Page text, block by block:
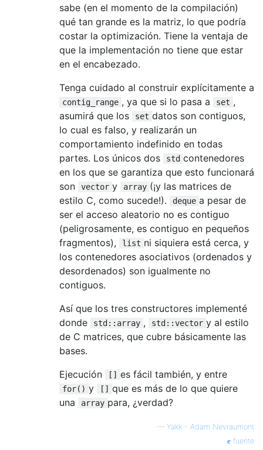
sabe (en el momento de la compilación)
qué tan grande es la matriz, lo que podría
costar la optimización. Tiene la ventaja de
que la implementación no tiene que estar
en el encabezado.
Tenga cuidado al construir explícitamente a
contig_range , ya que si lo pasa a set ,
asumirá que los
set datos son contiguos,
lo cual es falso, y realizarán un
comportamiento indefinido en todas
partes. Los únicos dos
std contenedores
en los que se garantiza que esto funcionará
son
vector y array (¡y las matrices de
estilo C, como sucede!).
deque a pesar de
ser el acceso aleatorio no es contiguo
(peligrosamente, es contiguo en pequeños
fragmentos),
list ni siquiera está cerca, y
los contenedores asociativos (ordenados y
desordenados) son igualmente no
contiguos.
Así que los tres constructores implementé
donde
std::array , std::vector y al estilo
de C matrices, que cubre básicamente las
bases.
Ejecución
[] es fácil también, y entre
for() y [] que es más de lo que quiere
una
array para, ¿verdad?
— Yakk - Adam Nevraumont
fuente